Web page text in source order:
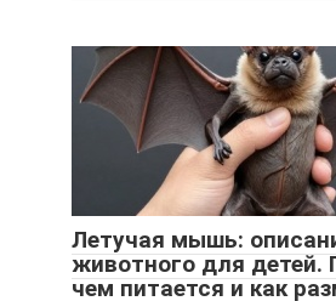
Летучая мышь:
животного для детей.
чем питается и как